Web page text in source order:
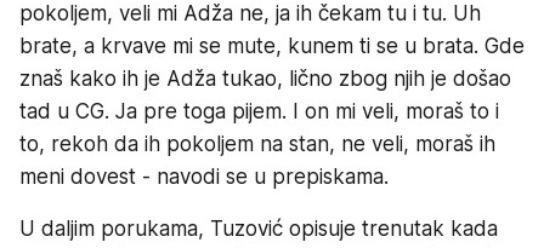
pokoljem, veli mi Adža ne, ja ih čekam tu i tu. Uh
brate, a krvave mi se mute, kunem ti se u brata. Gde
znaš kako ih je Adža tukao, lično zbog njih je došao
tad u CG. Ja pre toga pijem. I on mi veli, moraš to i
to, rekoh da ih pokoljem na stan, ne veli, moraš ih
meni dovest - navodi se u prepiskama.
U daljim porukama, Tuzović opisuje trenutak kada